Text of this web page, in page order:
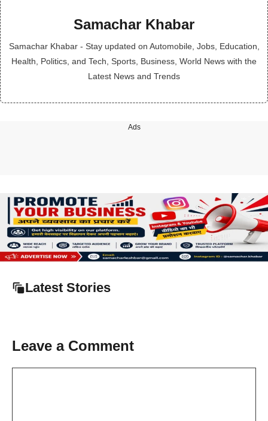
Samachar Khabar
Samachar Khabar - Stay updated on Automobile, Jobs, Education,
Health, Politics, and Tech, Sports, Business, World News with the
Latest News and Trends
Ads
Latest Stories
Leave a Comment